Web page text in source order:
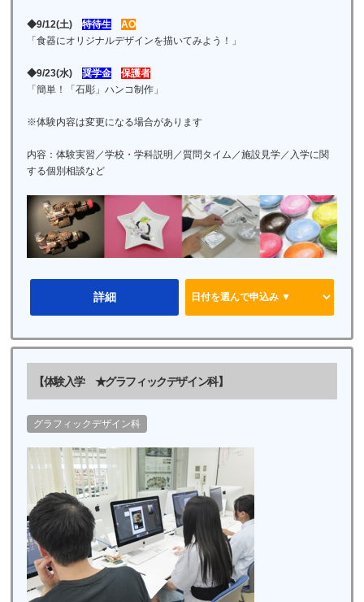
◆9/12(土)特待生
AO
「食器にオリジナルデザインを描いてみよう！」
◆9/23(水)奨学金
保護者
「簡単！「石彫」ハンコ制作」
※体験内容は変更になる場合があります
内容：体験実習／学校・学科説明／質問タイム／施設見学／入学に関
する個別相談など
詳細
【体験入学 ★グラフィックデザイン科】
グラフィックデザイン科